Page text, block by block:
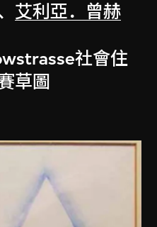
艾利亞．曾赫
社會住
草圖